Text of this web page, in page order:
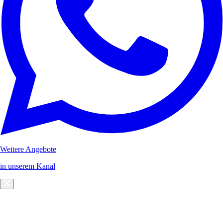
Weitere Angebote
in unserem Kanal